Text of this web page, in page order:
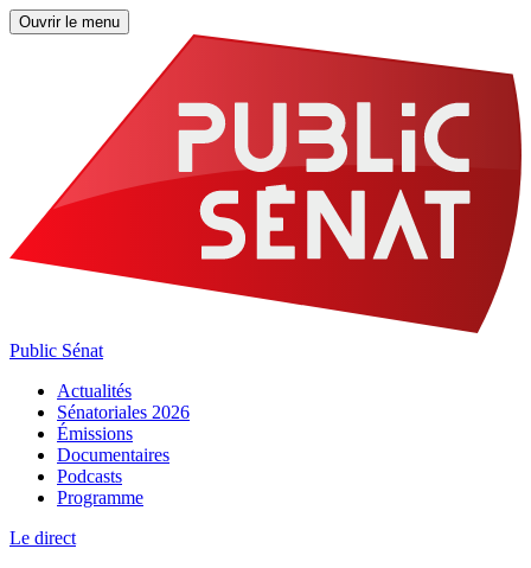
Ouvrir le menu
Public Sénat
Actualités
Sénatoriales 2026
Émissions
Documentaires
Podcasts
Programme
Le direct